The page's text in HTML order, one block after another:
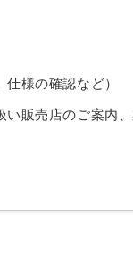
仕様の確認など）
い販売店のご案内